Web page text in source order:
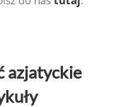
azjatyckie